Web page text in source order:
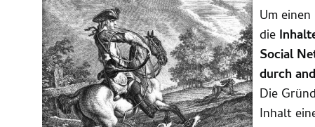
Um
die
Social
durch
Die
Inhalt